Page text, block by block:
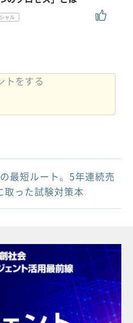
最短ルート。5年連続売
取った試験対策本